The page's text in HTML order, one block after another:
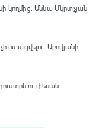
կողմից․ Աննա Մկրտչյան
ստացվելու․ Աբովյանի
ու փեսան